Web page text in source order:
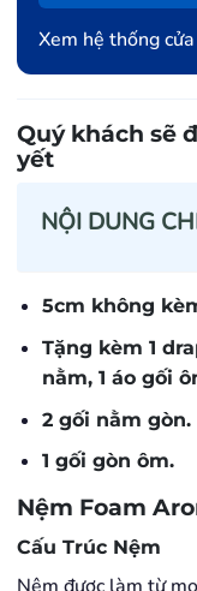
Xem hệ thống
Quý khách sẽ
yết
NỘI DUNG
5cm không
Tặng kèm 1
nằm, 1 áo gối
​2 gối nằm gòn.
1 gối gòn ôm.
Nệm Foam
Cấu Trúc Nệm